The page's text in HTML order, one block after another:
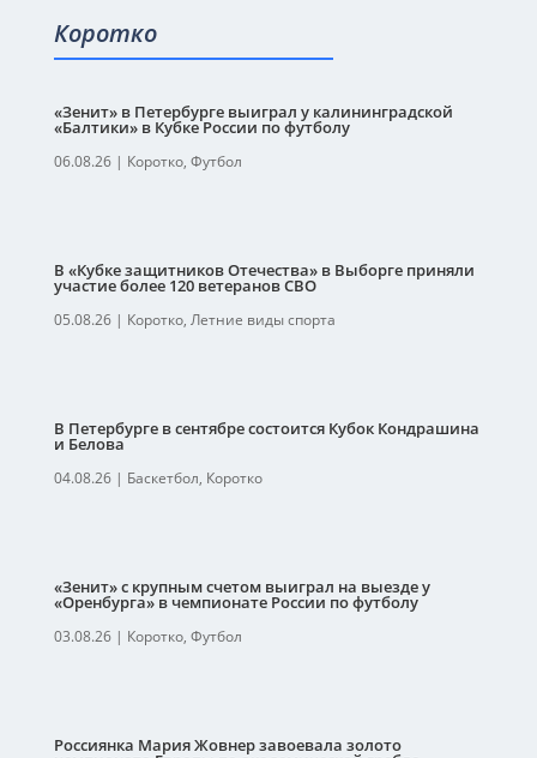
Коротко
«Зенит» в Петербурге выиграл у калининградской
«Балтики» в Кубке России по футболу
06.08.26| Коротко, Футбол
В «Кубке защитников Отечества» в Выборге приняли
участие более 120 ветеранов СВО
05.08.26| Коротко, Летние виды спорта
В Петербурге в сентябре состоится Кубок Кондрашина
и Белова
04.08.26| Баскетбол, Коротко
«Зенит» с крупным счетом выиграл на выезде у
«Оренбурга» в чемпионате России по футболу
03.08.26| Коротко, Футбол
Россиянка Мария Жовнер завоевала золото